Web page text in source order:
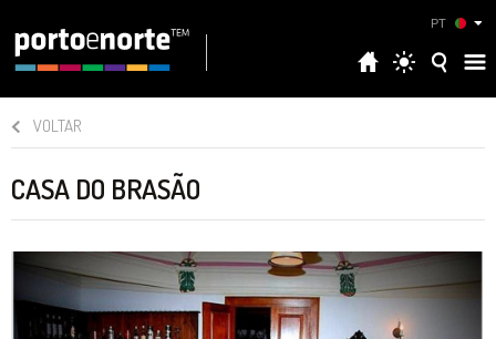
PT
VOLTAR
CASA DO BRASÃO